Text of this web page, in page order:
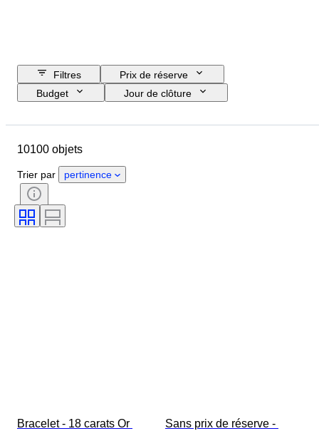
Filtres
Prix de réserve
Budget
Jour de clôture
Genre
Pierre précieuse
Pureté
Style
Clarté
Couleur exacte
10100 objets
Trier par pertinence
Bracelet - 18 carats Or
Sans prix de réserve -